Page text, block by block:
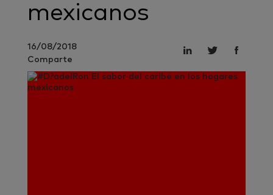
mexicanos
16/08/2018
Comparte